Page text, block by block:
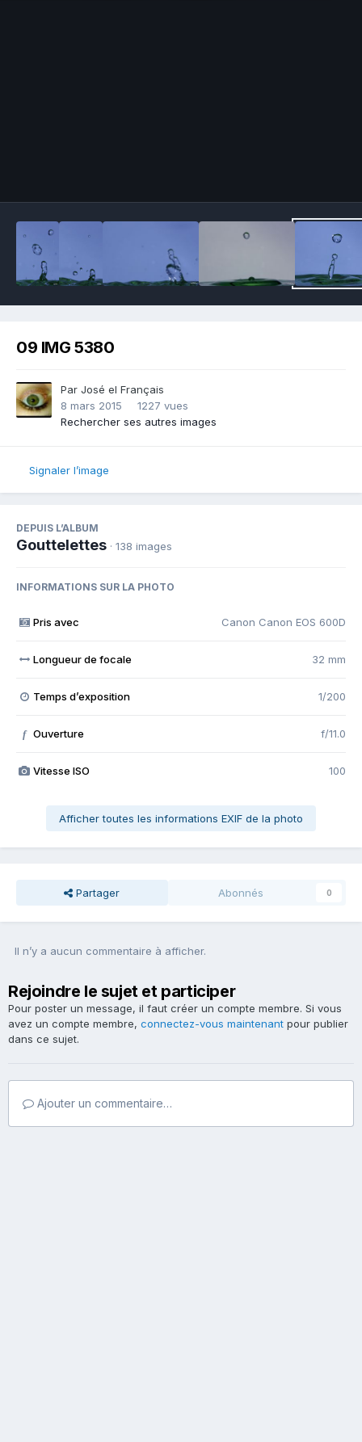
09 IMG 5380
Par José el Français
8 mars 2015
1227 vues
Rechercher ses autres images
Signaler l’image
DEPUIS L’ALBUM
Gouttelettes · 138 images
INFORMATIONS SUR LA PHOTO
Pris avec Canon Canon EOS 600D
Longueur de focale 32 mm
Temps d’exposition 1/200
f Ouverture f/11.0
Vitesse ISO 100
Afficher toutes les informations EXIF de la photo
Partager Abonnés 0
Il n’y a aucun commentaire à afficher.
Rejoindre le sujet et participer
Pour poster un message, il faut créer un compte membre. Si vous
avez un compte membre, connectez-vous maintenant pour publier
dans ce sujet.
Ajouter un commentaire…